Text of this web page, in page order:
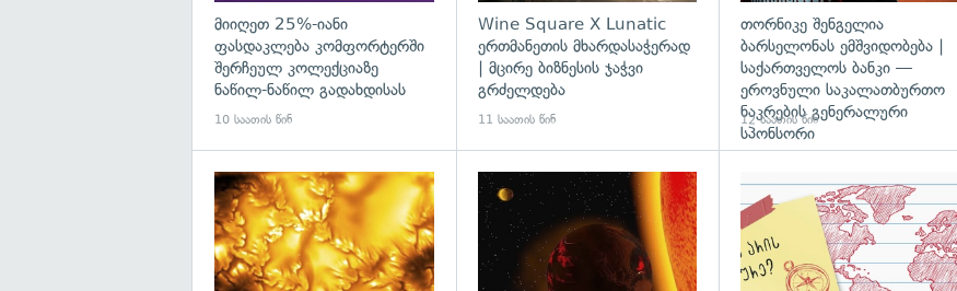
მიიღეთ 25%-იანი
ფასდაკლება კომფორტერში
შერჩეულ კოლექციაზე
ნაწილ-ნაწილ გადახდისას
10 საათის წინ
Wine Square X Lunatic
ერთმანეთის მხარდასაჭერად
| მცირე ბიზნესის ჯაჭვი
გრძელდება
11 საათის წინ
თორნიკე შენგელია
ბარსელონას ემშვიდობება |
საქართველოს ბანკი —
ეროვნული საკალათბურთო
ნაკრების გენერალური
სპონსორი
12 საათის წინ
გადახედვა გადახედვა